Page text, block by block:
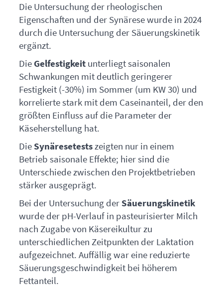
Die Untersuchung der rheologischen
Eigenschaften und der Synärese wurde in 2024
durch die Untersuchung der Säuerungskinetik
ergänzt.
Die Gelfestigkeit unterliegt saisonalen
Schwankungen mit deutlich geringerer
Festigkeit (-30%) im Sommer (um KW 30) und
korrelierte stark mit dem Caseinanteil, der den
größten Einfluss auf die Parameter der
Käseherstellung hat.
Die Synäresetestszeigten nur in einem
Betrieb saisonale Effekte; hier sind die
Unterschiede zwischen den Projektbetrieben
stärker ausgeprägt.
Bei der Untersuchung der Säuerungskinetik
wurde der pH-Verlauf in pasteurisierter Milch
nach Zugabe von Käsereikultur zu
unterschiedlichen Zeitpunkten der Laktation
aufgezeichnet. Auffällig war eine reduzierte
Säuerungsgeschwindigkeit bei höherem
Fettanteil.